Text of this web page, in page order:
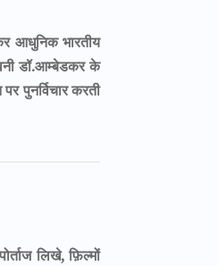
आधुनिक भारतीय
डॉ.आम्बेडकर के
पुनर्विचार करती
लिखे, फ़िल्मों